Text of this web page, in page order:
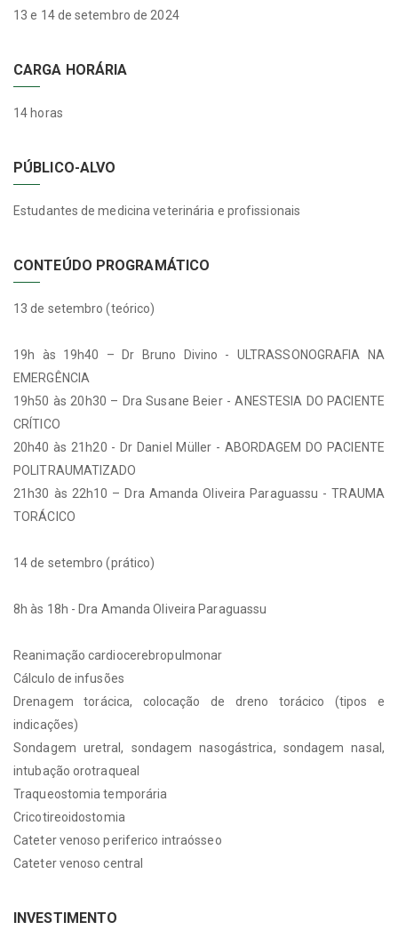
13 e 14 de setembro de 2024
CARGA HORÁRIA
14 horas
PÚBLICO-ALVO
Estudantes de medicina veterinária e profissionais
CONTEÚDO PROGRAMÁTICO
13 de setembro (teórico)
19h às 19h40 – Dr Bruno Divino - ULTRASSONOGRAFIA NA
EMERGÊNCIA
19h50 às 20h30 – Dra Susane Beier - ANESTESIA DO PACIENTE
CRÍTICO
20h40 às 21h20 - Dr Daniel Müller - ABORDAGEM DO PACIENTE
POLITRAUMATIZADO
21h30 às 22h10 – Dra Amanda Oliveira Paraguassu - TRAUMA
TORÁCICO
14 de setembro (prático)
8h às 18h - Dra Amanda Oliveira Paraguassu
Reanimação cardiocerebropulmonar
Cálculo de infusões
Drenagem torácica, colocação de dreno torácico (tipos e
indicações)
Sondagem uretral, sondagem nasogástrica, sondagem nasal,
intubação orotraqueal
Traqueostomia temporária
Cricotireoidostomia
Cateter venoso periferico intraósseo
Cateter venoso central
INVESTIMENTO